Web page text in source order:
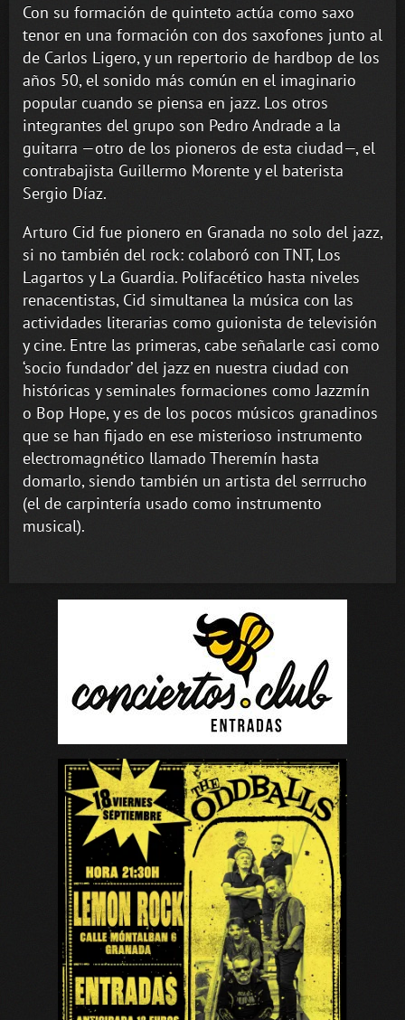
Con su formación de quinteto actúa como saxo
tenor en una formación con dos saxofones junto al
de Carlos Ligero, y un repertorio de hardbop de los
años 50, el sonido más común en el imaginario
popular cuando se piensa en jazz. Los otros
integrantes del grupo son Pedro Andrade a la
guitarra —otro de los pioneros de esta ciudad—, el
contrabajista Guillermo Morente y el baterista
Sergio Díaz.
Arturo Cid fue pionero en Granada no solo del jazz,
si no también del rock: colaboró con TNT, Los
Lagartos y La Guardia. Polifacético hasta niveles
renacentistas, Cid simultanea la música con las
actividades literarias como guionista de televisión
y cine. Entre las primeras, cabe señalarle casi como
‘socio fundador’ del jazz en nuestra ciudad con
históricas y seminales formaciones como Jazzmín
o Bop Hope, y es de los pocos músicos granadinos
que se han fijado en ese misterioso instrumento
electromagnético llamado Theremín hasta
domarlo, siendo también un artista del serrrucho
(el de carpintería usado como instrumento
musical).